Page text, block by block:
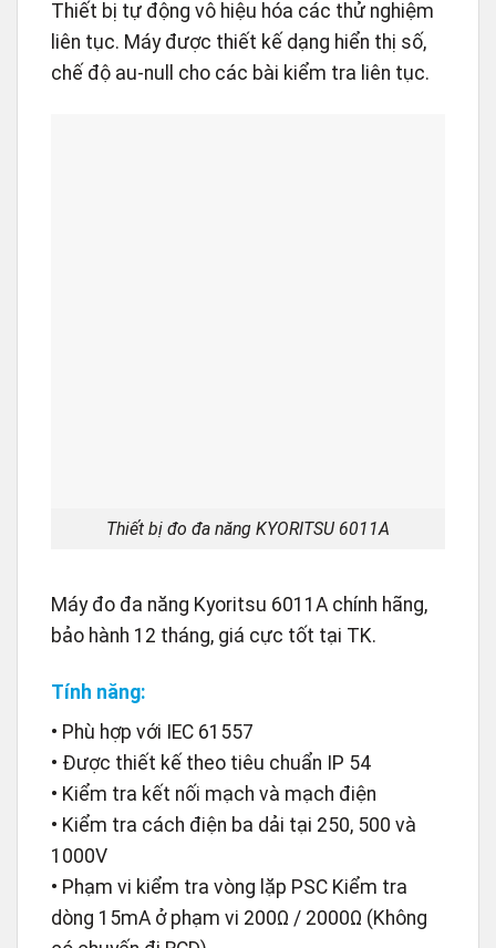
Thiết bị tự động vô hiệu hóa các thử nghiệm
liên tục. Máy được thiết kế dạng hiển thị số,
chế độ au-null cho các bài kiểm tra liên tục.
Thiết bị đo đa năng KYORITSU 6011A
Máy đo đa năng Kyoritsu 6011A chính hãng,
bảo hành 12 tháng, giá cực tốt tại TK.
Tính năng:
• Phù hợp với IEC 61557
• Được thiết kế theo tiêu chuẩn IP 54
• Kiểm tra kết nối mạch và mạch điện
• Kiểm tra cách điện ba dải tại 250, 500 và
1000V
• Phạm vi kiểm tra vòng lặp PSC Kiểm tra
dòng 15mA ở phạm vi 200Ω / 2000Ω (Không